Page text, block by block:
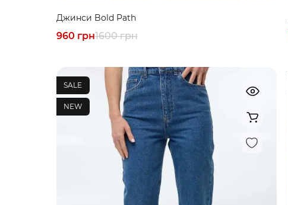
Джинси Bold Path
1600 грн
960 грн
SALE
NEW